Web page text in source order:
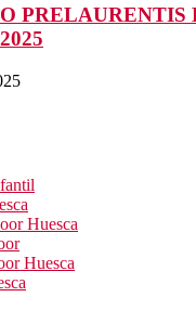
PRELAURENTIS
Huesca
Huesca